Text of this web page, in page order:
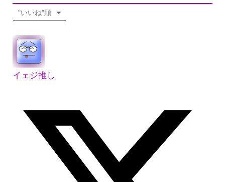
"いいね"順
イェジ推し